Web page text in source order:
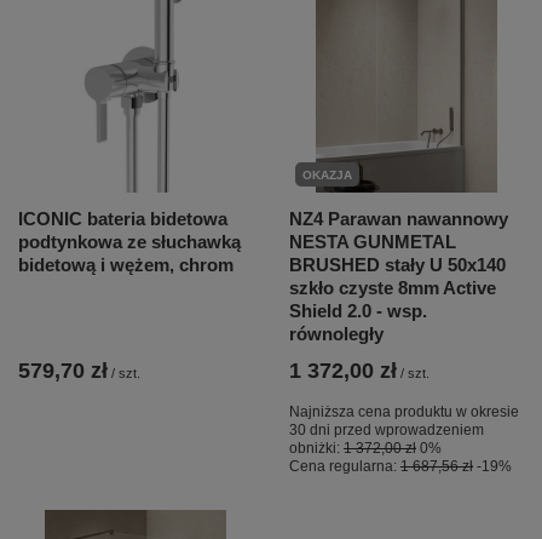
ICONIC bateria bidetowa
podtynkowa ze słuchawką
bidetową i wężem, chrom
579,70 zł / szt.
OKAZJA
NZ4 Parawan nawannowy
NESTA GUNMETAL
BRUSHED stały U 50x140
szkło czyste 8mm Active
Shield 2.0 - wsp.
równoległy
1 372,00 zł / szt.
Najniższa cena produktu w okresie
30 dni przed wprowadzeniem
obniżki: 1 372,00 zł 0%
Cena regularna: 1 687,56 zł -19%